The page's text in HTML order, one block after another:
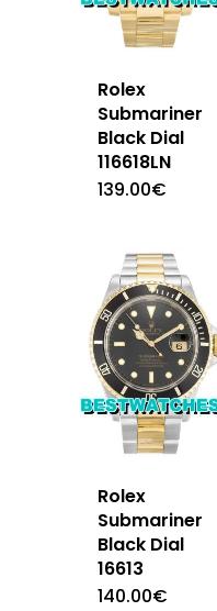
Rolex
Submariner
Black Dial
116618LN
139.00€
Rolex
Submariner
Black Dial
16613
140.00€